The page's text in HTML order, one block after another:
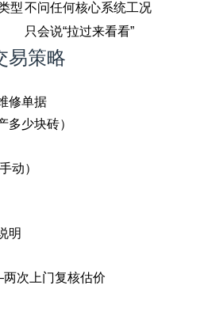
型不问任何核心系统工况
只会说“拉过来看看”
易策略
修单据
多少块砖）
动）
明
次上门复核估价